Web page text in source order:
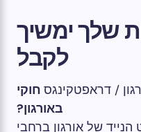
שלך ימשיך
לקבל
/ דראפטקינגס חוקי
באורגון?
של אורגון ברחבי